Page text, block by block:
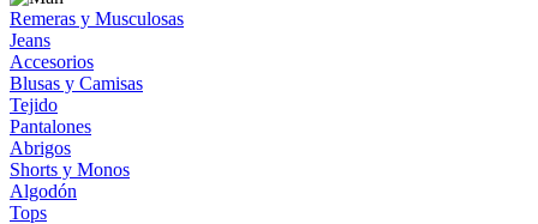
Remeras y Musculosas
Jeans
Accesorios
Blusas y Camisas
Tejido
Pantalones
Abrigos
Shorts y Monos
Algodón
Tops